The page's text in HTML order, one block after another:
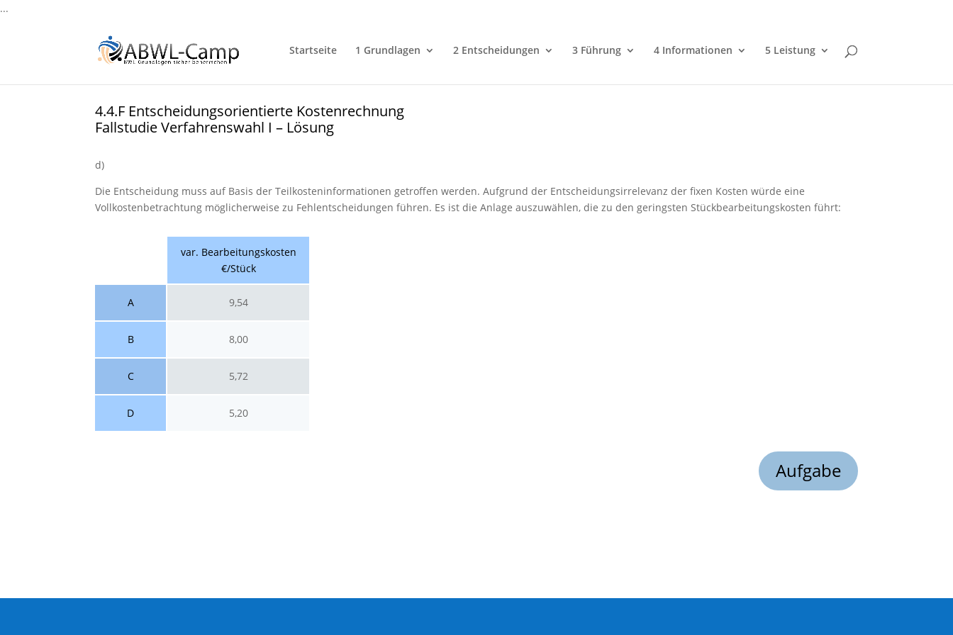
...
Startseite 1 Grundlagen 2 Entscheidungen 3 Führung 4 Informationen 5 Leistung
4.4.F Entscheidungsorientierte Kostenrechnung
Fallstudie Verfahrenswahl I – Lösung
d)
Die Entscheidung muss auf Basis der Teilkosteninformationen getroffen werden. Aufgrund der Entscheidungsirrelevanz der fixen Kosten würde eine
Vollkostenbetrachtung möglicherweise zu Fehlentscheidungen führen. Es ist die Anlage auszuwählen, die zu den geringsten Stückbearbeitungskosten führt:
var. Bearbeitungskosten
€/Stück
A 9,54
B 8,00
C 5,72
D 5,20
Aufgabe